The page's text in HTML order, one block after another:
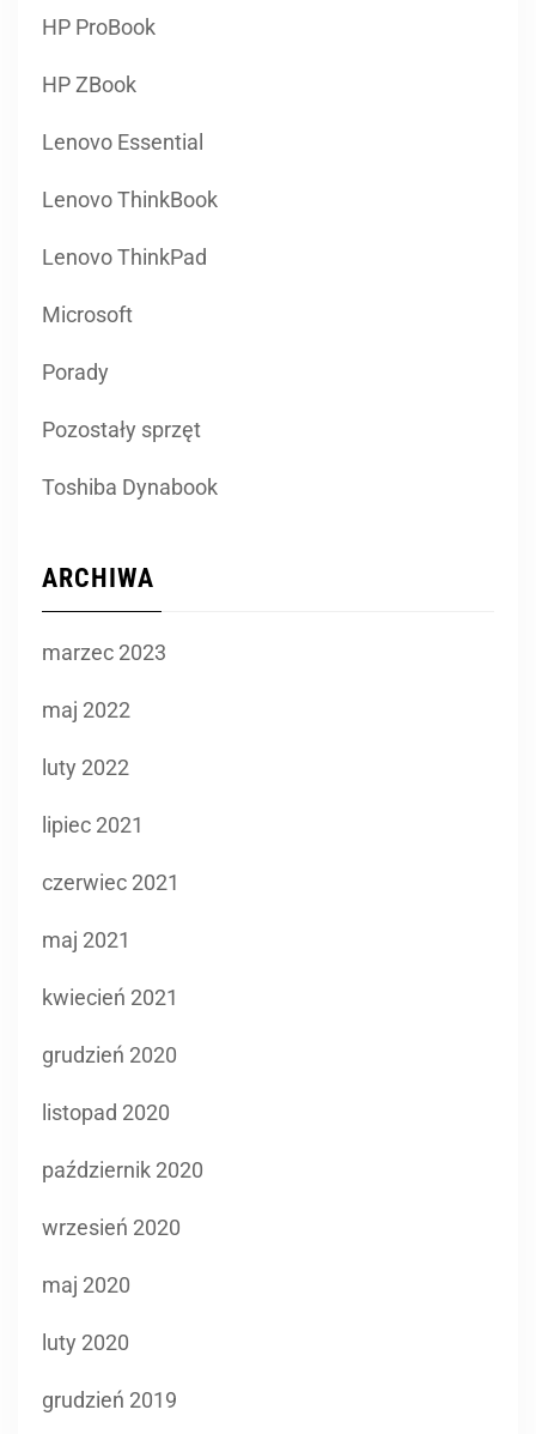
HP ProBook
HP ZBook
Lenovo Essential
Lenovo ThinkBook
Lenovo ThinkPad
Microsoft
Porady
Pozostały sprzęt
Toshiba Dynabook
ARCHIWA
marzec 2023
maj 2022
luty 2022
lipiec 2021
czerwiec 2021
maj 2021
kwiecień 2021
grudzień 2020
listopad 2020
październik 2020
wrzesień 2020
maj 2020
luty 2020
grudzień 2019